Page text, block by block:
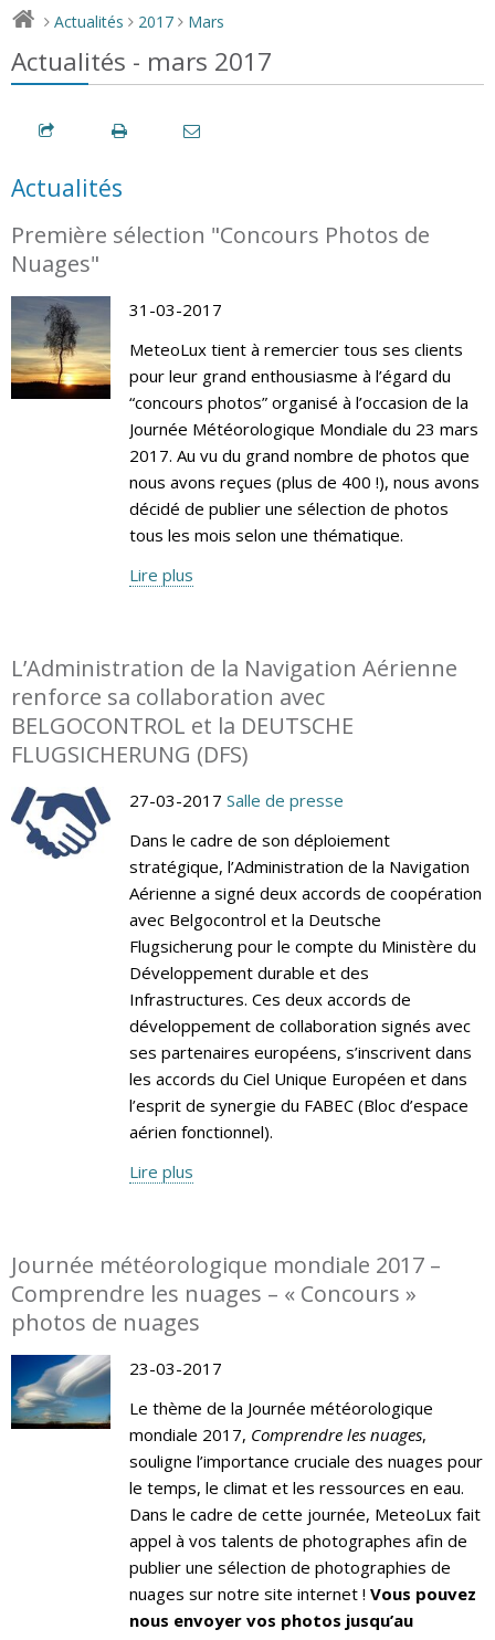
> Actualités > 2017 > Mars
Actualités - mars 2017
Actualités
Première sélection "Concours Photos de
Nuages"
31-03-2017
MeteoLux tient à remercier tous ses clients
pour leur grand enthousiasme à l’égard du
“concours photos” organisé à l’occasion de la
Journée Météorologique Mondiale du 23 mars
2017. Au vu du grand nombre de photos que
nous avons reçues (plus de 400 !), nous avons
décidé de publier une sélection de photos
tous les mois selon une thématique.
Lire plus
L’Administration de la Navigation Aérienne
renforce sa collaboration avec
BELGOCONTROL et la DEUTSCHE
FLUGSICHERUNG (DFS)
27-03-2017 Salle de presse
Dans le cadre de son déploiement
stratégique, l’Administration de la Navigation
Aérienne a signé deux accords de coopération
avec Belgocontrol et la Deutsche
Flugsicherung pour le compte du Ministère du
Développement durable et des
Infrastructures. Ces deux accords de
développement de collaboration signés avec
ses partenaires européens, s’inscrivent dans
les accords du Ciel Unique Européen et dans
l’esprit de synergie du FABEC (Bloc d’espace
aérien fonctionnel).
Lire plus
Journée météorologique mondiale 2017 –
Comprendre les nuages – « Concours »
photos de nuages
23-03-2017
Le thème de la Journée météorologique
mondiale 2017, Comprendre les nuages,
souligne l’importance cruciale des nuages pour
le temps, le climat et les ressources en eau.
Dans le cadre de cette journée, MeteoLux fait
appel à vos talents de photographes afin de
publier une sélection de photographies de
nuages sur notre site internet ! Vous pouvez
nous envoyer vos photos jusqu’au